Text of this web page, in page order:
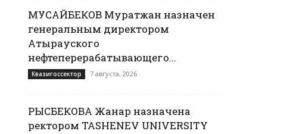
МУСАЙБЕКОВ Муратжан назначен
генеральным директором
Атырауского
нефтеперерабатывающего...
Квазигоссектор 7 августа, 2026
РЫСБЕКОВА Жанар назначена
ректором TASHENEV UNIVERSITY